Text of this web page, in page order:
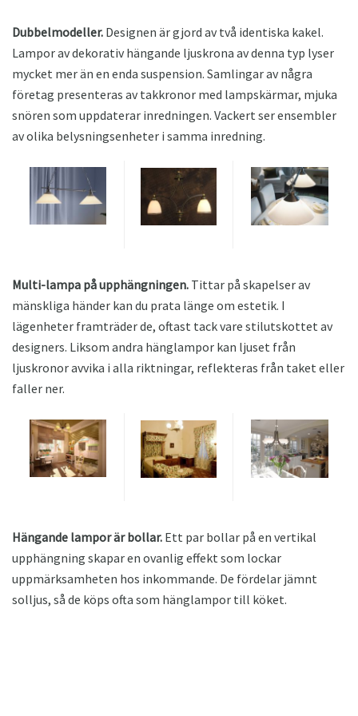
Dubbelmodeller. Designen är gjord av två identiska kakel.
Lampor av dekorativ hängande ljuskrona av denna typ lyser
mycket mer än en enda suspension. Samlingar av några
företag presenteras av takkronor med lampskärmar, mjuka
snören som uppdaterar inredningen. Vackert ser ensembler
av olika belysningsenheter i samma inredning.
Multi-lampa på upphängningen. Tittar på skapelser av
mänskliga händer kan du prata länge om estetik. I
lägenheter framträder de, oftast tack vare stilutskottet av
designers. Liksom andra hänglampor kan ljuset från
ljuskronor avvika i alla riktningar, reflekteras från taket eller
faller ner.
Hängande lampor är bollar. Ett par bollar på en vertikal
upphängning skapar en ovanlig effekt som lockar
uppmärksamheten hos inkommande. De fördelar jämnt
solljus, så de köps ofta som hänglampor till köket.